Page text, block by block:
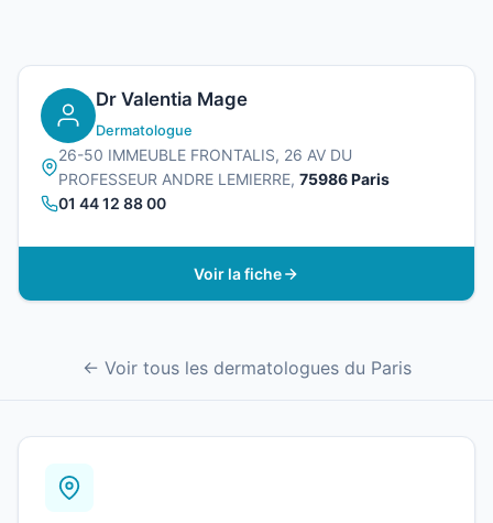
Dr Valentia Mage
Dermatologue
26-50 IMMEUBLE FRONTALIS, 26 AV DU
PROFESSEUR ANDRE LEMIERRE, 75986 Paris
01 44 12 88 00
Voir la fiche
← Voir tous les dermatologues du Paris